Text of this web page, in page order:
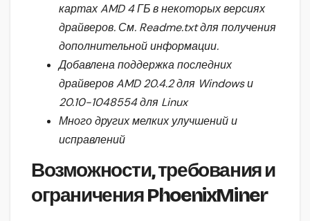
картах AMD 4 ГБ в некоторых версиях
драйверов. См. Readme.txt для получения
дополнительной информации.
Добавлена поддержка последних
драйверов AMD 20.4.2 для Windows и
20.10-1048554 для Linux
Много других мелких улучшений и
исправлений
Возможности, требования и
ограничения PhoenixMiner